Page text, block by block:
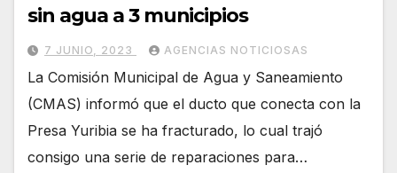
sin agua a 3 municipios
7 JUNIO, 2023 AGENCIAS NOTICIOSAS
La Comisión Municipal de Agua y Saneamiento
(CMAS) informó que el ducto que conecta con la
Presa Yuribia se ha fracturado, lo cual trajó
consigo una serie de reparaciones para…